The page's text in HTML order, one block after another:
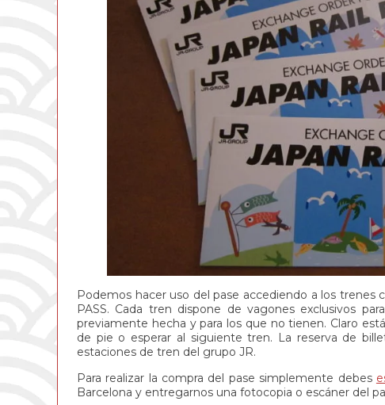
Podemos hacer uso del pase accediendo a los
PASS. Cada tren dispone de vagones exclusivos
previamente hecha y para los que no tienen. Claro
de pie o esperar al siguiente tren. La reserva de
estaciones de tren del grupo JR.
Para realizar la compra del pase simplemente debes
Barcelona y entregarnos una fotocopia o escáner del